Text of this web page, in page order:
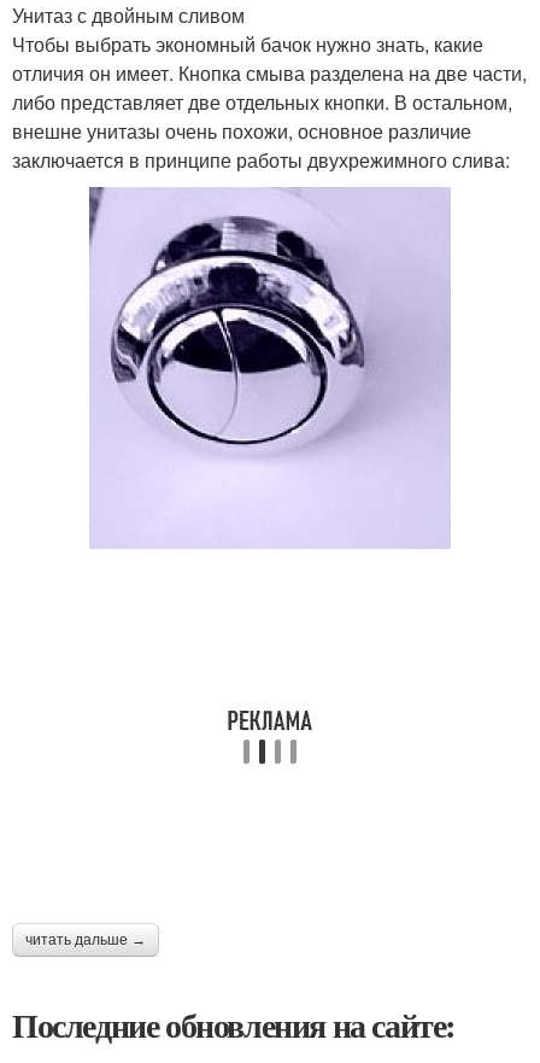
Унитаз с двойным сливом
Чтобы выбрать экономный бачок нужно знать, какие
отличия он имеет. Кнопка смыва разделена на две части,
либо представляет две отдельных кнопки. В остальном,
внешне унитазы очень похожи, основное различие
заключается в принципе работы двухрежимного слива:
читать дальше →
Последние обновления на сайте: